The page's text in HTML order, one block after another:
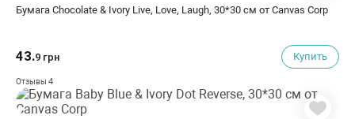
Бумага Chocolate & Ivory Live, Love, Laugh, 30*30 см от Canvas Corp
43.9 грн Купить
Отзывы 4